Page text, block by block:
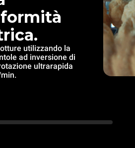
utilizzando la
ad inversione di
ultrarapida